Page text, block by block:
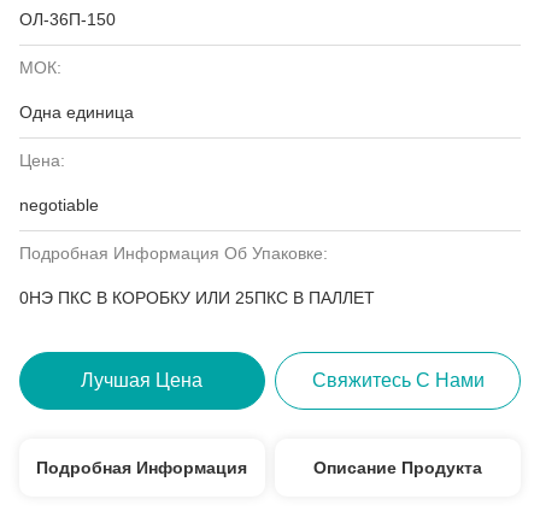
ОЛ-36П-150
МОК:
Одна единица
Цена:
negotiable
Подробная Информация Об Упаковке:
0НЭ ПКС В КОРОБКУ ИЛИ 25ПКС В ПАЛЛЕТ
Лучшая Цена Свяжитесь С Нами
Подробная Информация Описание Продукта